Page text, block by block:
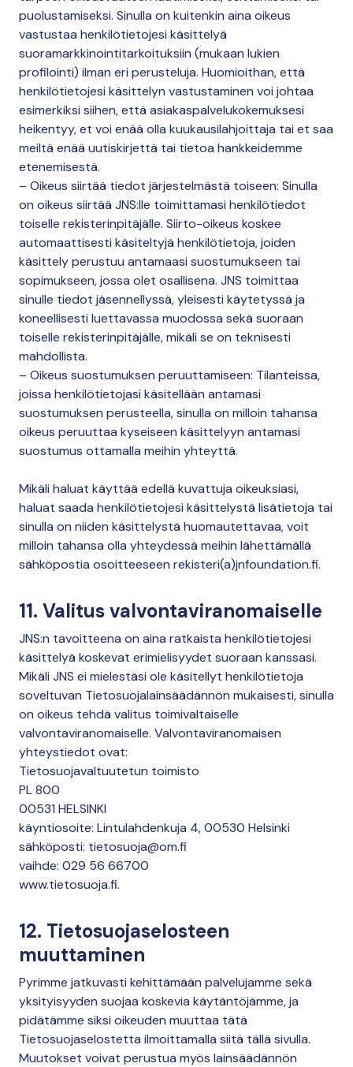
puolustamiseksi. Sinulla on kuitenkin aina oikeus
vastustaa henkilötietojesi käsittelyä
suoramarkkinointitarkoituksiin (mukaan lukien
profilointi) ilman eri perusteluja. Huomioithan, että
henkilötietojesi käsittelyn vastustaminen voi johtaa
esimerkiksi siihen, että asiakaspalvelukokemuksesi
heikentyy, et voi enää olla kuukausilahjoittaja tai et saa
meiltä enää uutiskirjettä tai tietoa hankkeidemme
etenemisestä.
– Oikeus siirtää tiedot järjestelmästä toiseen: Sinulla
on oikeus siirtää JNS:lle toimittamasi henkilötiedot
toiselle rekisterinpitäjälle. Siirto-oikeus koskee
automaattisesti käsiteltyjä henkilötietoja, joiden
käsittely perustuu antamaasi suostumukseen tai
sopimukseen, jossa olet osallisena. JNS toimittaa
sinulle tiedot jäsennellyssä, yleisesti käytetyssä ja
koneellisesti luettavassa muodossa sekä suoraan
toiselle rekisterinpitäjälle, mikäli se on teknisesti
mahdollista.
– Oikeus suostumuksen peruuttamiseen: Tilanteissa,
joissa henkilötietojasi käsitellään antamasi
suostumuksen perusteella, sinulla on milloin tahansa
oikeus peruuttaa kyseiseen käsittelyyn antamasi
suostumus ottamalla meihin yhteyttä.
Mikäli haluat käyttää edellä kuvattuja oikeuksiasi,
haluat saada henkilötietojesi käsittelystä lisätietoja tai
sinulla on niiden käsittelystä huomautettavaa, voit
milloin tahansa olla yhteydessä meihin lähettämällä
sähköpostia osoitteeseen rekisteri(a)jnfoundation.fi.
11. Valitus valvontaviranomaiselle
JNS:n tavoitteena on aina ratkaista henkilötietojesi
käsittelyä koskevat erimielisyydet suoraan kanssasi.
Mikäli JNS ei mielestäsi ole käsitellyt henkilötietoja
soveltuvan Tietosuojalainsäädännön mukaisesti, sinulla
on oikeus tehdä valitus toimivaltaiselle
valvontaviranomaiselle. Valvontaviranomaisen
yhteystiedot ovat:
Tietosuojavaltuutetun toimisto
PL 800
00531 HELSINKI
käyntiosoite: Lintulahdenkuja 4, 00530 Helsinki
sähköposti: tietosuoja@om.fi
vaihde: 029 56 66700
www.tietosuoja.fi.
12. Tietosuojaselosteen
muuttaminen
Pyrimme jatkuvasti kehittämään palvelujamme sekä
yksityisyyden suojaa koskevia käytäntöjämme, ja
pidätämme siksi oikeuden muuttaa tätä
Tietosuojaselostetta ilmoittamalla siitä tällä sivulla.
Muutokset voivat perustua myös lainsäädännön